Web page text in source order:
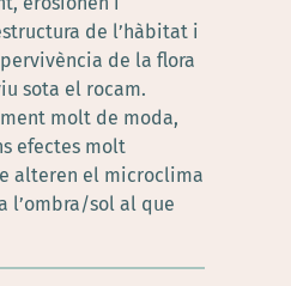
de l’hàbitat i
de la flora
sota el rocam.
molt de moda,
efectes molt
alteren el microclima
l’ombra/sol al que